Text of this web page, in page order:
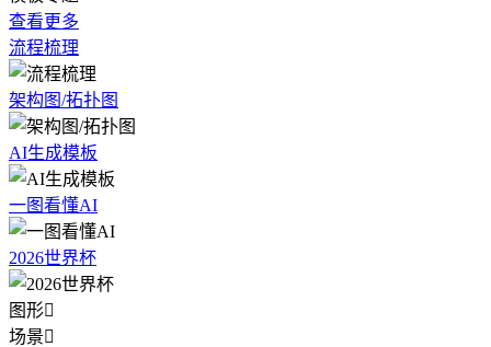
查看更多
流程梳理
架构图/拓扑图
AI生成模板
一图看懂AI
2026世界杯
图形
场景